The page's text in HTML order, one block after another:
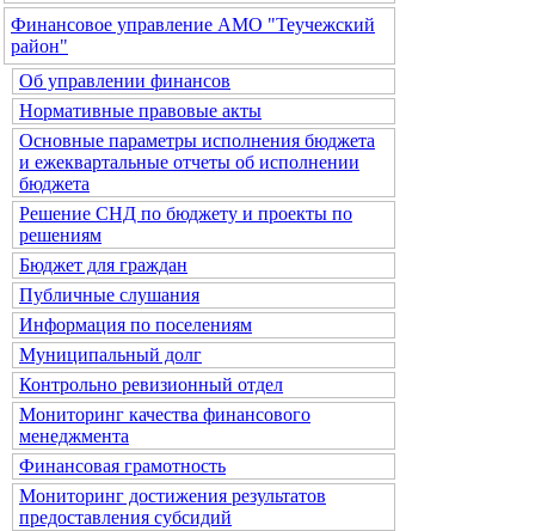
Финансовое управление АМО "Теучежский
район"
Об управлении финансов
Нормативные правовые акты
Основные параметры исполнения бюджета
и ежеквартальные отчеты об исполнении
бюджета
Решение СНД по бюджету и проекты по
решениям
Бюджет для граждан
Публичные слушания
Информация по поселениям
Муниципальный долг
Контрольно ревизионный отдел
Мониторинг качества финансового
менеджмента
Финансовая грамотность
Мониторинг достижения результатов
предоставления субсидий